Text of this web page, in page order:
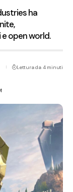
ha
open world.
Lettura da 4 minuti